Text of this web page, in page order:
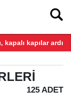
kapılar
125 ADET